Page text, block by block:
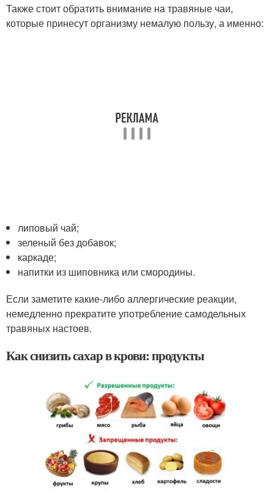
Также стоит обратить внимание на травяные чаи,
которые принесут организму немалую пользу, а именно:
липовый чай;
зеленый без добавок;
каркаде;
напитки из шиповника или смородины.
Если заметите какие-либо аллергические реакции,
немедленно прекратите употребление самодельных
травяных настоев.
Как снизить сахар в крови: продукты